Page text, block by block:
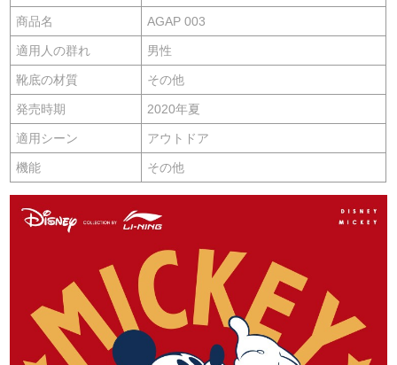
商品名 AGAP 003
適用人の群れ 男性
靴底の材質 その他
発売時期 2020年夏
適用シーン アウトドア
機能 その他